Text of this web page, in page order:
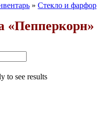
» Стекло и фарфор
«Пепперкорн»
to see results